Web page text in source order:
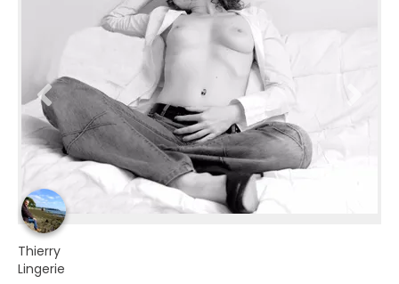
Thierry
Lingerie